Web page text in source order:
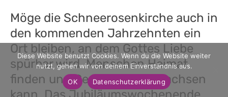
Möge die Schneerosenkirche auch in
den kommenden Jahrzehnten ein
Ort bleiben, an dem Gottes Liebe
spürbar wird, Menschen Heimat
finden und Gemeinschaft wachsen
Diese Website benutzt Cookies. Wenn du die Website weiter
nutzt, gehen wir von deinem Einverständnis aus.
OK
Datenschutzerklärung